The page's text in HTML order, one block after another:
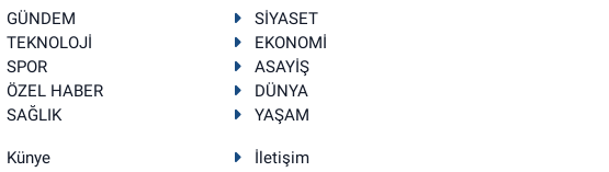
GÜNDEM
SİYASET
TEKNOLOJİ
EKONOMİ
SPOR
ASAYİŞ
ÖZEL HABER
DÜNYA
SAĞLIK
YAŞAM
Künye İletişim